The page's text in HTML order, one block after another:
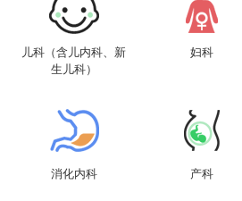
儿科（含儿内科、新
生儿科）
妇科
消化内科 产科